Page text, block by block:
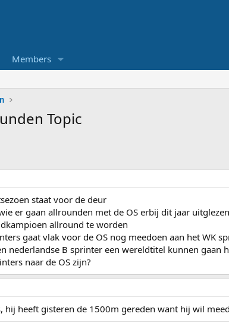
Members
Topic
staat voor de deur
er gaan allrounden met de OS erbij dit jaar
allround te worden
gaat vlak voor de OS nog meedoen aan het WK
nederlandse B sprinter een wereldtitel kunnen gaan
naar de OS zijn?
hij heeft gisteren de 1500m gereden want hij wil